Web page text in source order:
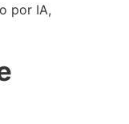
por IA,